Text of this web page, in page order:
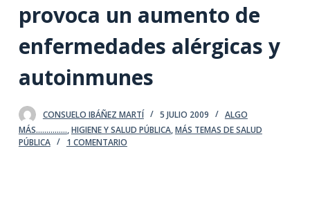
o
n
e
d
provoca un aumento de
enfermedades alérgicas y
autoinmunes
CONSUELO IBÁÑEZ MARTÍ 5 JULIO 2009
ALGO
MÁS...............,HIGIENE Y SALUD PÚBLICA,MÁS TEMAS DE SALUD
PÚBLICA
1 COMENTARIO